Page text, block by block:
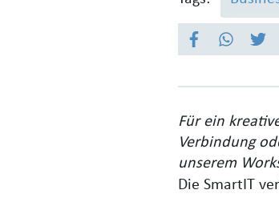
Für ein
Verbindung
unserem
Die SmartIT